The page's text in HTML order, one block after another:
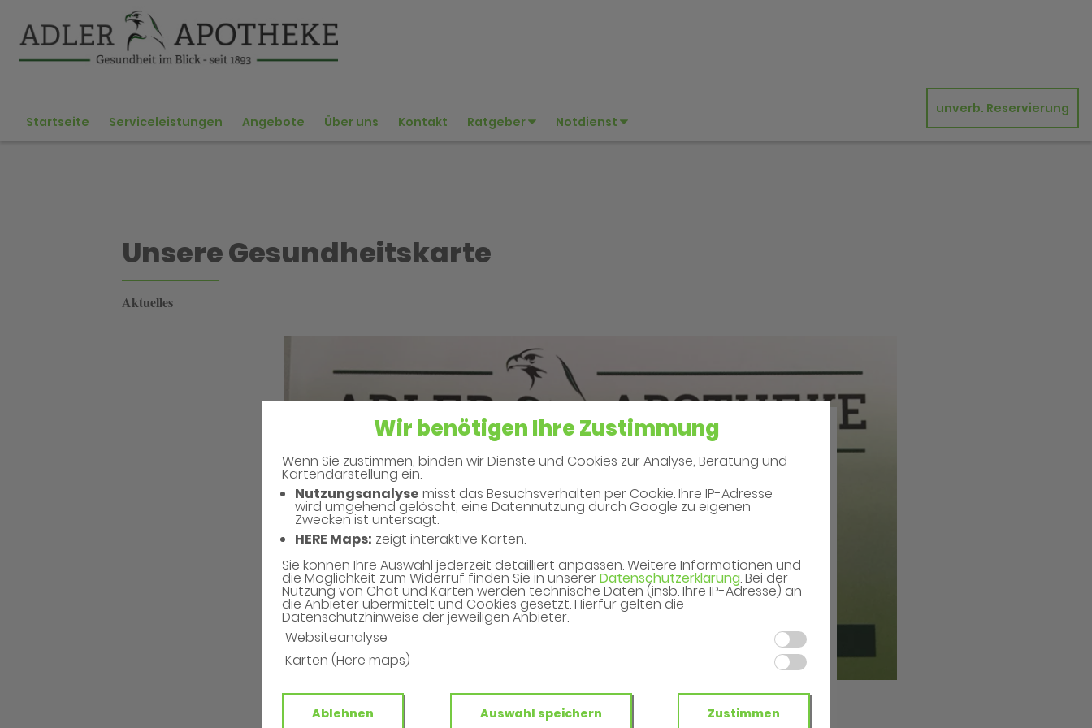
Wir benötigen Ihre Zustimmung
Wenn Sie zustimmen, binden wir Dienste und Cookies zur Analyse, Beratung und
Kartendarstellung ein.
Nutzungsanalyse misst das Besuchsverhalten per Cookie. Ihre IP-Adresse
wird umgehend gelöscht, eine Datennutzung durch Google zu eigenen
Zwecken ist untersagt.
HERE Maps: zeigt interaktive Karten.
Sie können Ihre Auswahl jederzeit detailliert anpassen. Weitere Informationen und
die Möglichkeit zum Widerruf finden Sie in unsererDatenschutzerklärung. Bei der
Nutzung von Chat und Karten werden technische Daten (insb. Ihre IP-Adresse) an
die Anbieter übermittelt und Cookies gesetzt. Hierfür gelten die
Datenschutzhinweise der jeweiligen Anbieter.
Websiteanalyse
Karten (Here maps)
Ablehnen Auswahl speichern Zustimmen
Startseite Serviceleistungen Angebote Über uns Kontakt Ratgeber Notdienst
unverb. Reservierung
Unsere Gesundheitskarte
Aktuelles
Nutzen Sie die Vorteile unserer Gesundheitskarte!